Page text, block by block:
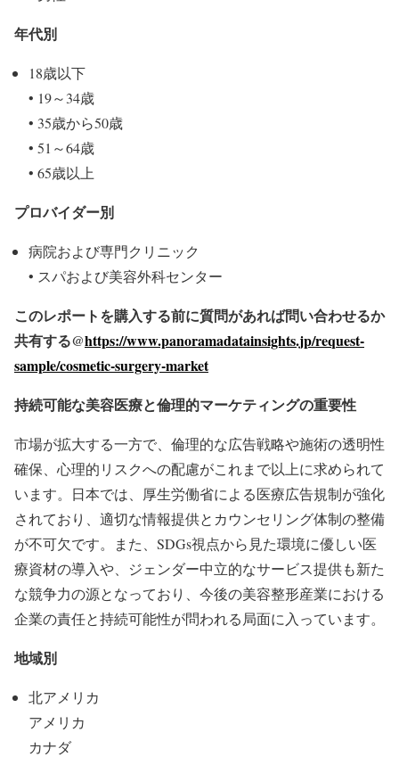
年代別
18歳以下
• 19～34歳
• 35歳から50歳
• 51～64歳
• 65歳以上
プロバイダー別
病院および専門クリニック
• スパおよび美容外科センター
このレポートを購入する前に質問があれば問い合わせるか
共有する@https://www.panoramadatainsights.jp/request-
sample/cosmetic-surgery-market
持続可能な美容医療と倫理的マーケティングの重要性
市場が拡大する一方で、倫理的な広告戦略や施術の透明性
確保、心理的リスクへの配慮がこれまで以上に求められて
います。日本では、厚生労働省による医療広告規制が強化
されており、適切な情報提供とカウンセリング体制の整備
が不可欠です。また、SDGs視点から見た環境に優しい医
療資材の導入や、ジェンダー中立的なサービス提供も新た
な競争力の源となっており、今後の美容整形産業における
企業の責任と持続可能性が問われる局面に入っています。
地域別
北アメリカ
アメリカ
カナダ